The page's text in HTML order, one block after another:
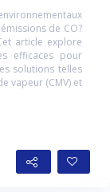
de CO?
article explore
efficaces pour
solutions telles
vapeur (CMV) et